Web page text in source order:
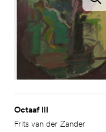
Octaaf III
Frits van der Zander